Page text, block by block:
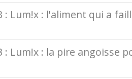
: Lum!x : l'aliment qui a
Lum!x : la pire angoisse